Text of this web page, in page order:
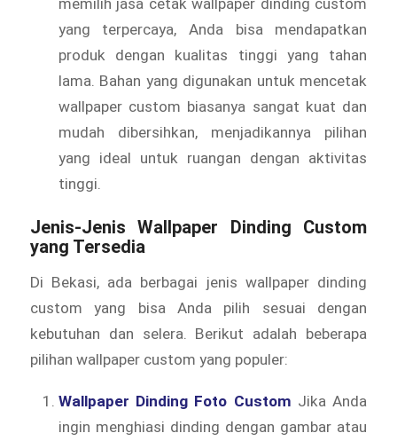
memilih jasa cetak wallpaper dinding custom
yang terpercaya, Anda bisa mendapatkan
produk dengan kualitas tinggi yang tahan
lama. Bahan yang digunakan untuk mencetak
wallpaper custom biasanya sangat kuat dan
mudah dibersihkan, menjadikannya pilihan
yang ideal untuk ruangan dengan aktivitas
tinggi.
Jenis-Jenis Wallpaper Dinding Custom
yang Tersedia
Di Bekasi, ada berbagai jenis wallpaper dinding
custom yang bisa Anda pilih sesuai dengan
kebutuhan dan selera. Berikut adalah beberapa
pilihan wallpaper custom yang populer:
Wallpaper Dinding Foto Custom Jika Anda
ingin menghiasi dinding dengan gambar atau